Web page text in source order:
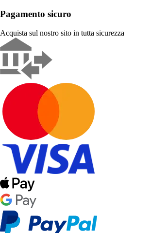
Pagamento sicuro
Acquista sul nostro sito in tutta sicurezza